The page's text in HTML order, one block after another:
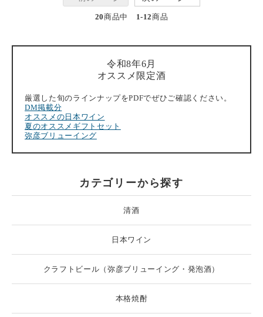
20商品中 1-12商品
令和8年6月
オススメ限定酒
厳選した旬のラインナップをPDFでぜひご確認ください。
DM掲載分
オススメの日本ワイン
夏のオススメギフトセット
弥彦ブリューイング
カテゴリーから探す
清酒
日本ワイン
クラフトビール（弥彦ブリューイング・発泡酒）
本格焼酎